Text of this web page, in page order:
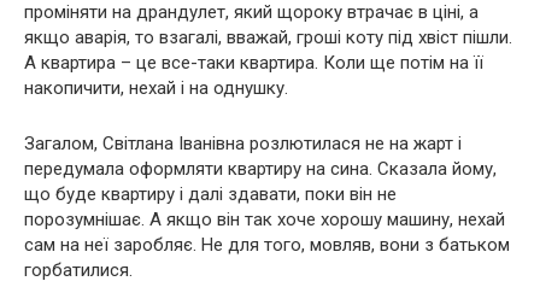
проміняти на драндулет, який щороку втрачає в ціні, а
якщо авaрія, то взагалі, вважай, гроші коту під хвіст пішли.
А квартира – це все-таки квартира. Коли ще потім на її
накопичити, нехай і на однушку.
Загалом, Світлана Іванівна розлютилася не на жарт і
передумала оформляти квартиру на сина. Сказала йому,
що буде квартиру і далі здавати, поки він не
порозумнішає. А якщо він так хоче хорошу машину, нехай
сам на неї заробляє. Не для того, мовляв, вони з батьком
горбатилися.